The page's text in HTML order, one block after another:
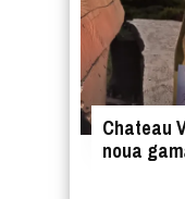
Chateau
noua